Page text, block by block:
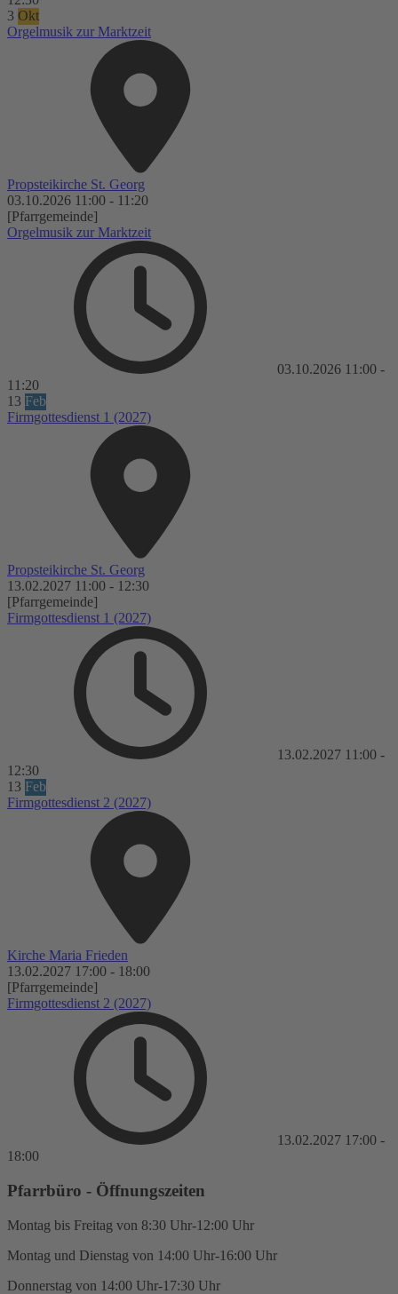
3 Okt
Orgelmusik zur Marktzeit
Propsteikirche St. Georg
03.10.2026 11:00 - 11:20
[Pfarrgemeinde]
Orgelmusik zur Marktzeit
03.10.2026 11:00 -
11:20
13 Feb
Firmgottesdienst 1 (2027)
Propsteikirche St. Georg
13.02.2027 11:00 - 12:30
[Pfarrgemeinde]
Firmgottesdienst 1 (2027)
13.02.2027 11:00 -
12:30
13 Feb
Firmgottesdienst 2 (2027)
Kirche Maria Frieden
13.02.2027 17:00 - 18:00
[Pfarrgemeinde]
Firmgottesdienst 2 (2027)
13.02.2027 17:00 -
18:00
Pfarrbüro - Öffnungszeiten
Montag bis Freitag von 8:30 Uhr-12:00 Uhr
Montag und Dienstag von 14:00 Uhr-16:00 Uhr
Donnerstag von 14:00 Uhr-17:30 Uhr